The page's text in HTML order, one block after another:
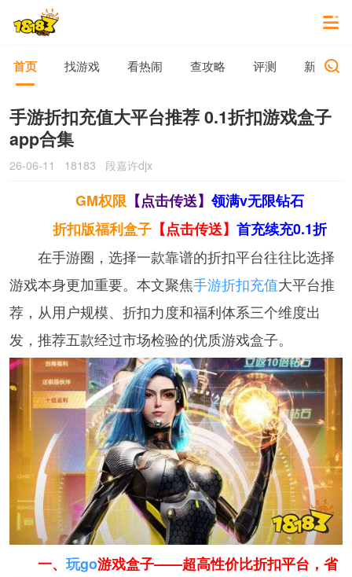
首页 找游戏 看热闹 查攻略 评测 新游动态
手游折扣充值大平台推荐 0.1折扣游戏盒子
app合集
26-06-11 18183 段嘉许djx
GM权限【点击传送】领满v无限钻石
折扣版福利盒子 【点击传送】首充续充0.1折
在手游圈，选择一款靠谱的折扣平台往往比选择
游戏本身更加重要。本文聚焦手游折扣充值大平台推
荐，从用户规模、折扣力度和福利体系三个维度出
发，推荐五款经过市场检验的优质游戏盒子。
一、 玩go游戏盒子——超高性价比折扣平台，省